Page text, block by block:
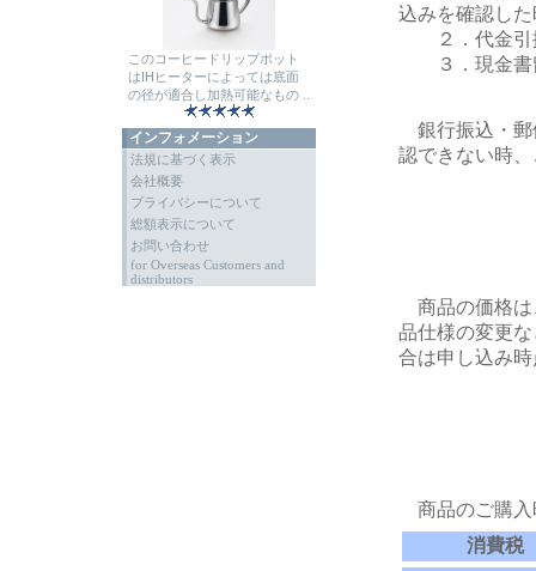
このコーヒードリップポット
はIHヒーターによっては底面
の径が適合し加熱可能なもの ..
インフォメーション
法規に基づく表示
会社概要
プライバシーについて
総額表示について
お問い合わせ
for Overseas Customers and
distributors
込みを確認し
２．代金引換
３．現金書
銀行振込・郵
認できない時
商品の価格は
品仕様の変更
合は申し込み
商品のご購入
消費税